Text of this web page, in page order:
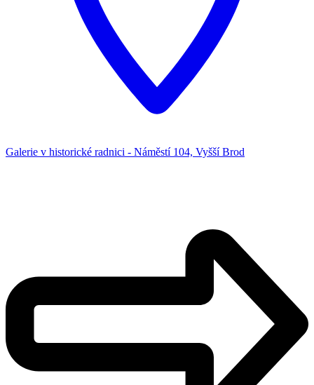
Galerie v historické radnici - Náměstí 104, Vyšší Brod